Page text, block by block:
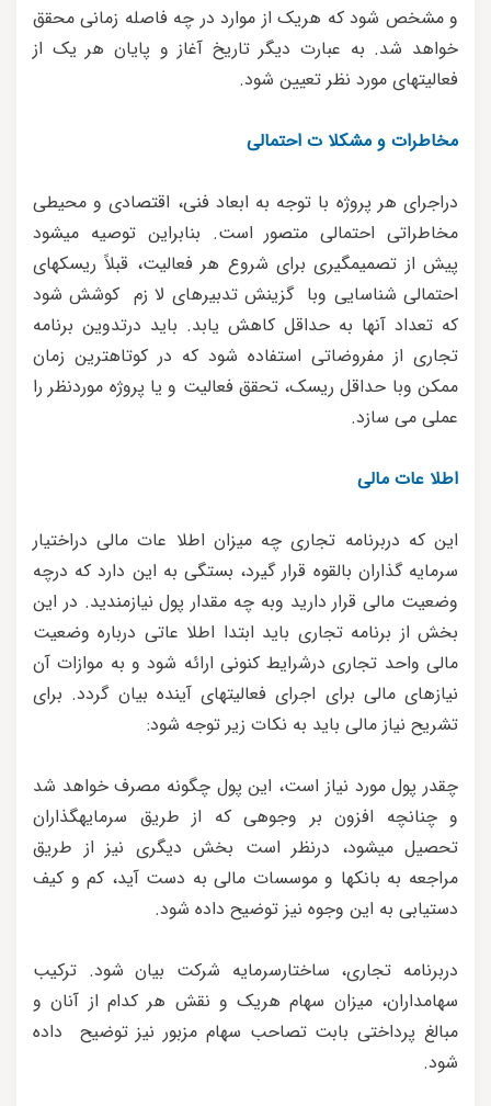
و مشخص شود که هریک از موارد در چه فاصله زمانی محقق
خواهد شد. به عبارت دیگر تاریخ آغاز و پایان هر یک از
فعالیتهای مورد نظر تعیین شود.
مخاطرات و مشکلا ت احتمالی
دراجرای هر پروژه با توجه به ابعاد فنی، اقتصادی و محیطی
مخاطراتی احتمالی متصور است. بنابراین توصیه میشود
پیش از تصمیمگیری برای شروع هر فعالیت، قبلا‌ً ریسکهای
احتمالی شناسایی وبا گزینش تدبیرهای لا زم کوشش شود
که تعداد آنها به حداقل کاهش یابد. باید درتدوین برنامه
تجاری از مفروضاتی استفاده شود که در کوتاهترین زمان
ممکن وبا حداقل ریسک، تحقق فعالیت و یا پروژه موردنظر را
عملی می سازد.
اطلا عات مالی
این که دربرنامه تجاری چه میزان اطلا عات مالی دراختیار
سرمایه گذاران بالقوه قرار گیرد، بستگی به این دارد که درچه
وضعیت مالی قرار دارید وبه چه مقدار پول نیازمندید. در این
بخش از برنامه تجاری باید ابتدا اطلا عاتی درباره وضعیت
مالی واحد تجاری درشرایط کنونی ارائه شود و به موازات آن
نیازهای مالی برای اجرای فعالیتهای آینده بیان گردد. برای
تشریح نیاز مالی باید به نکات زیر توجه شود:
چقدر پول مورد نیاز است، این پول چگونه مصرف خواهد شد
و چنانچه افزون بر وجوهی که از طریق سرمایهگذاران
تحصیل میشود، درنظر است بخش دیگری نیز از طریق
مراجعه به بانکها و موسسات مالی به دست آید، کم و کیف
دستیابی به این وجوه نیز توضیح داده شود.
دربرنامه تجاری، ساختارسرمایه شرکت بیان شود. ترکیب
سهامداران، میزان سهام هریک و نقش هر کدام از آنان و
مبالغ پرداختی بابت تصاحب سهام مزبور نیز توضیح داده
شود.